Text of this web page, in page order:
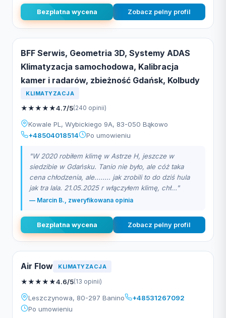
Bezplatna wycena Zobacz pelny profil
BFF Serwis, Geometria 3D, Systemy ADAS
Klimatyzacja samochodowa, Kalibracja
kamer i radarów, zbieżność Gdańsk, Kolbudy
KLIMATYZACJA
★★★★★4.7/5(240 opinii)
Kowale PL, Wybickiego 9A, 83-050 Bąkowo
+48504018514
Po umowieniu
"W 2020 robiłem klimę w Astrze H, jeszcze w
siedzibie w Gdańsku. Tanio nie było, ale cóż taka
cena chłodzenia, ale........ jak zrobili to do dziś hula
jak tra lala. 21.05.2025 r włączyłem klimę, chł..."
— Marcin B., zweryfikowana opinia
Bezplatna wycena Zobacz pelny profil
Air Flow KLIMATYZACJA
★★★★★4.6/5(13 opinii)
Leszczynowa, 80-297 Banino
+48531267092
Po umowieniu